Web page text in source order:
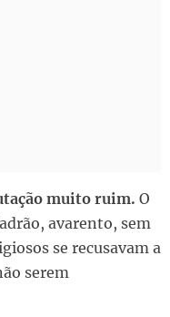
muito ruim. O
avarento, sem
se recusavam a
serem